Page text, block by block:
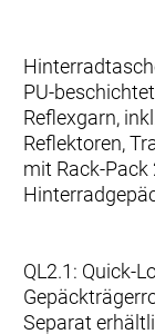
PU-
Reflexgarn,
Reflektoren,
mit Rack-Pack
QL2.1: Quick-
Separat